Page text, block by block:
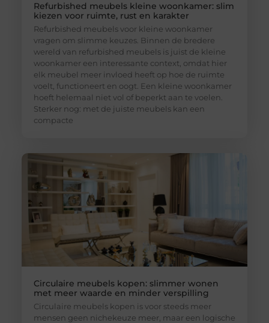
Refurbished meubels kleine woonkamer: slim
kiezen voor ruimte, rust en karakter
Refurbished meubels voor kleine woonkamer
vragen om slimme keuzes. Binnen de bredere
wereld van refurbished meubels is juist de kleine
woonkamer een interessante context, omdat hier
elk meubel meer invloed heeft op hoe de ruimte
voelt, functioneert en oogt. Een kleine woonkamer
hoeft helemaal niet vol of beperkt aan te voelen.
Sterker nog: met de juiste meubels kan een
compacte
Circulaire meubels kopen: slimmer wonen
met meer waarde en minder verspilling
Circulaire meubels kopen is voor steeds meer
mensen geen nichekeuze meer, maar een logische